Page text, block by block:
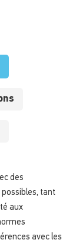
des
tant
aux
avec les